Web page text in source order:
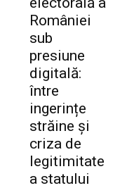
României
sub
presiune
digitală:
între
ingerințe
străine și
criza de
legitimitate
a statului